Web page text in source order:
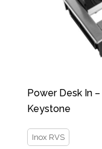
Power Desk In
Keystone
Inox RVS